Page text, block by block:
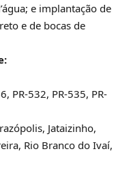
e implantação de
e de bocas de
PR-532, PR-535, PR-
Jataizinho,
Rio Branco do Ivaí,